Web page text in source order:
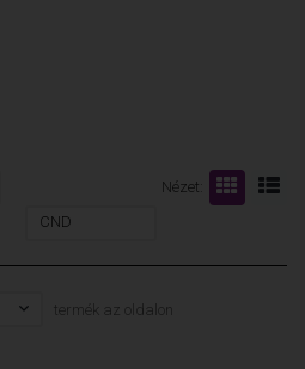
Nézet:
CND
termék az oldalon